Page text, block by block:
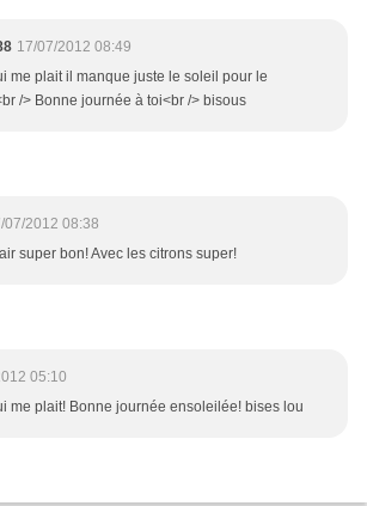
17/07/2012 08:49
me plait il manque juste le soleil pour le
/> Bonne journée à toi<br /> bisous
07/2012 08:38
super bon! Avec les citrons super!
05:10
me plait! Bonne journée ensoleilée! bises lou